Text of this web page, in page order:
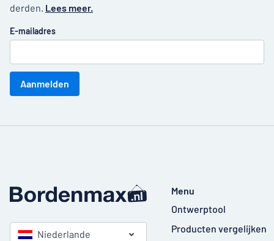
derden. Lees meer.
E-mailadres
Aanmelden
Niederlande
Menu
Ontwerptool
Producten vergelijken